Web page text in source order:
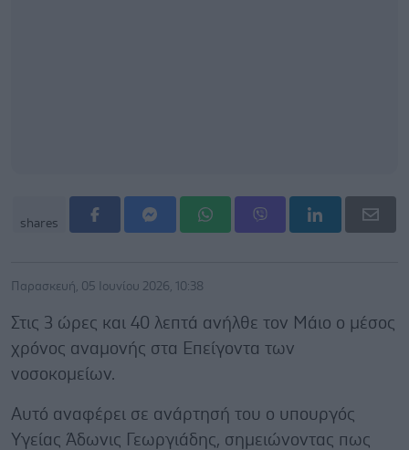
shares
Παρασκευή, 05 Ιουνίου 2026, 10:38
Στις 3 ώρες και 40 λεπτά ανήλθε τον Μάιο ο μέσος
χρόνος αναμονής στα Επείγοντα των
νοσοκομείων.
Αυτό αναφέρει σε ανάρτησή του ο υπουργός
Υγείας Άδωνις Γεωργιάδης, σημειώνοντας πως